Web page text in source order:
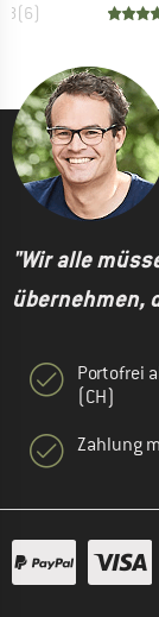
(6)
"Wir alle
übernehmen,
Portofrei
(CH)
Zahlung